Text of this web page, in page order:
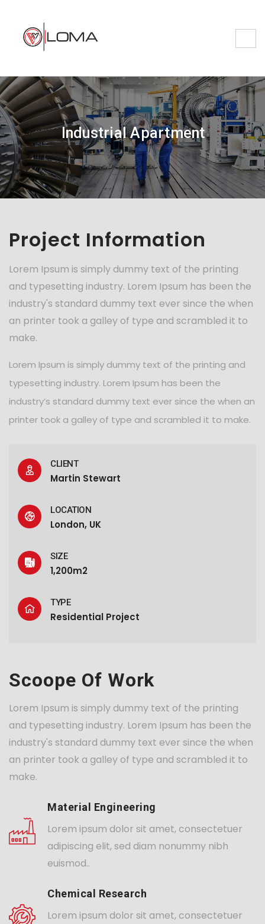
Industrial Apartment
Project Information
Lorem Ipsum is simply dummy text of the printing
and typesetting industry. Lorem Ipsum has been the
industry's standard dummy text ever since the when
an printer took a galley of type and scrambled it to
make.
Lorem Ipsum is simply dummy text of the printing and
typesetting industry. Lorem Ipsum has been the
industry’s standard dummy text ever since the when an
printer took a galley of type and scrambled it to make.
CLIENT
Martin Stewart
LOCATION
London, UK
SIZE
1,200m2
TYPE
Residential Project
Scoope Of Work
Lorem Ipsum is simply dummy text of the printing
and typesetting industry. Lorem Ipsum has been the
industry's standard dummy text ever since the when
an printer took a galley of type and scrambled it to
make.
Material Engineering
Lorem ipsum dolor sit amet, consectetuer
adipiscing elit, sed diam nonummy nibh
euismod..
Chemical Research
Lorem ipsum dolor sit amet, consectetuer